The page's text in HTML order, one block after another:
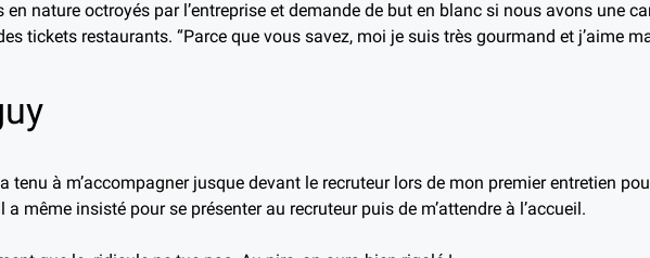
en nature octroyés par l’entreprise et demande de but en blanc si nous avons une
tickets restaurants. “Parce que vous savez, moi je suis très gourmand et j’aime
tenu à m’accompagner jusque devant le recruteur lors de mon premier entretien
a même insisté pour se présenter au recruteur puis de m’attendre à l’accueil.